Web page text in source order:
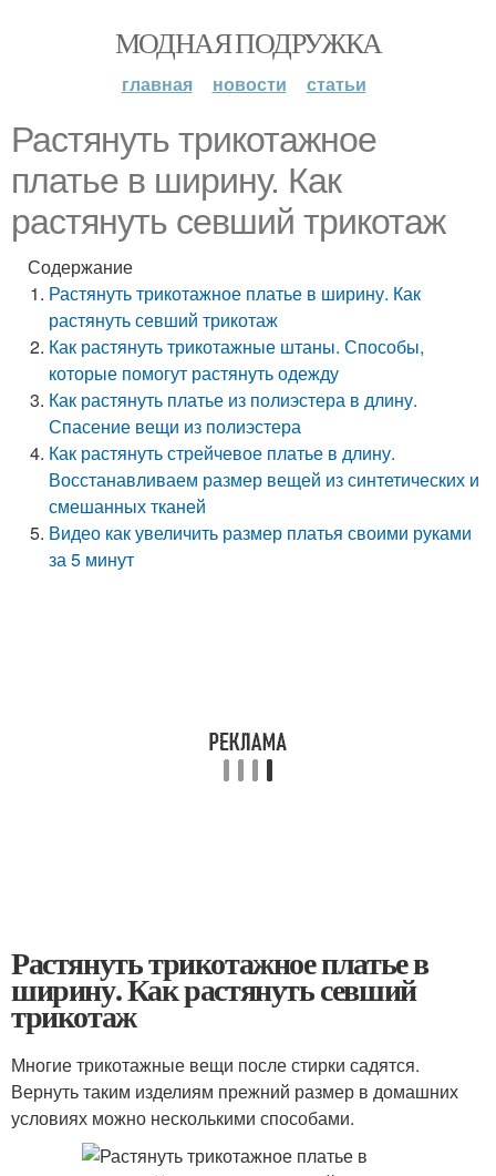
МОДНАЯ ПОДРУЖКА
главная новости статьи
Растянуть трикотажное
платье в ширину. Как
растянуть севший трикотаж
Содержание
Растянуть трикотажное платье в ширину. Как
растянуть севший трикотаж
Как растянуть трикотажные штаны. Способы,
которые помогут растянуть одежду
Как растянуть платье из полиэстера в длину.
Спасение вещи из полиэстера
Как растянуть стрейчевое платье в длину.
Восстанавливаем размер вещей из синтетических и
смешанных тканей
Видео как увеличить размер платья своими руками
за 5 минут
Растянуть трикотажное платье в
ширину. Как растянуть севший
трикотаж
Многие трикотажные вещи после стирки садятся.
Вернуть таким изделиям прежний размер в домашних
условиях можно несколькими способами.